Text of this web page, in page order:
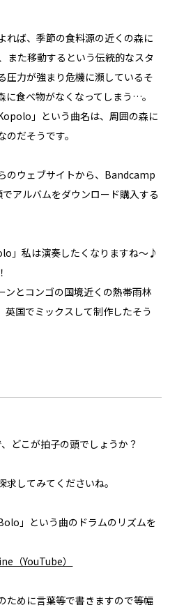
れば、季節の食料源の近くの森に
また移動するという伝統的なスタ
圧力が強まり危機に瀕しているそ
に食べ物がなくなってしまう…。
」という曲名は、周囲の森に
だそうです。
のウェブサイトから、Bandcamp
アルバムをダウンロード購入する
」私は演奏したくなりますね～♪
ンとコンゴの国境近くの熱帯雨林
英国でミックスして制作したそう
どこが拍子の頭でしょうか？
してみてくださいね。
」という曲のドラムのリズムを
（YouTube）
ために言葉等で書きますので等幅